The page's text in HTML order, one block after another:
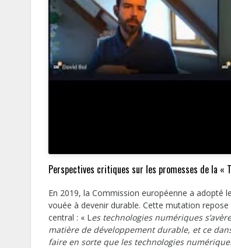
Perspectives critiques sur les promesses de la «
En 2019, la Commission européenne a adopté
vouée à devenir durable. Cette mutation
central : « Les technologies numériques
matière de développement durable, et ce
faire en sorte que les technologies